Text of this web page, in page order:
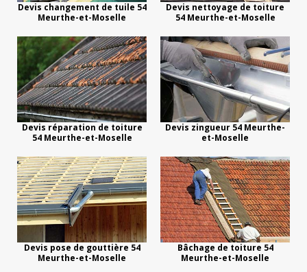
Devis changement de tuile 54
Meurthe-et-Moselle
Devis nettoyage de toiture
54 Meurthe-et-Moselle
Devis réparation de toiture
54 Meurthe-et-Moselle
Devis zingueur 54 Meurthe-
et-Moselle
Devis pose de gouttière 54
Meurthe-et-Moselle
Bâchage de toiture 54
Meurthe-et-Moselle